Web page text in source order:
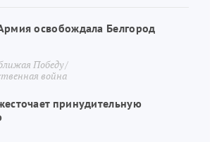
освобождала Белгород
Победу
война
принудительную